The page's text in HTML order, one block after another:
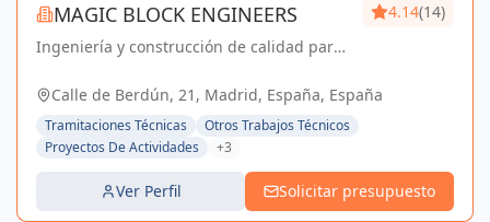
MAGIC BLOCK ENGINEERS
Ingeniería y construcción de calidad para
Nueva.
4.14(14)
Calle de Berdún, 21, Madrid, España, España
Tramitaciones Técnicas
Otros Trabajos Técnicos
Proyectos De Actividades
+3
Ver Perfil Solicitar presupuesto